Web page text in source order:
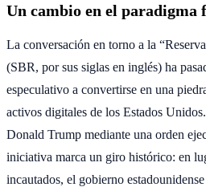
Un cambio en el paradigma
La conversación en torno a la
(SBR, por sus siglas en inglés) ha
especulativo a convertirse en una
activos digitales de los Estados
Donald Trump mediante una orden
iniciativa marca un giro histórico: en
incautados, el gobierno